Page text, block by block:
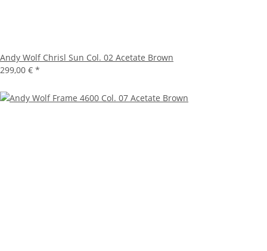
Andy Wolf Chrisl Sun Col. 02 Acetate Brown
299,00 € *